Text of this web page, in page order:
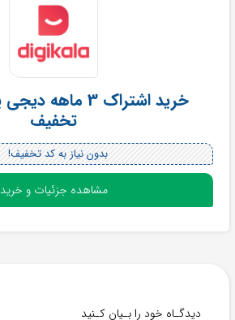
تخفیف
بدون نیاز به کد تخفیف!
مشاهده جزئیات و خرید
دیدگـاه خود را بـیان کـنید